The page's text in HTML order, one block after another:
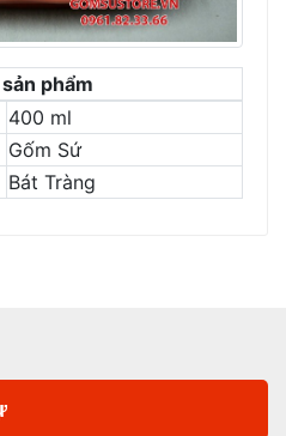
phẩm
400 ml
Gốm Sứ
Bát Tràng